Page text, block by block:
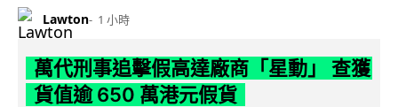
Lawton 1 小時
萬代刑事追擊假高達廠商「星動」 查獲
貨值逾 650 萬港元假貨